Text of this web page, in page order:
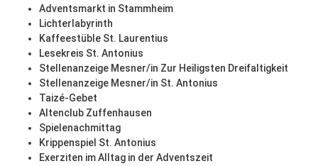
Adventsmarkt in Stammheim
Lichterlabyrinth
Kaffeestüble St. Laurentius
Lesekreis St. Antonius
Stellenanzeige Mesner/in Zur Heiligsten Dreifaltigkeit
Stellenanzeige Mesner/in St. Antonius
Taizé-Gebet
Altenclub Zuffenhausen
Spielenachmittag
Krippenspiel St. Antonius
Exerziten im Alltag in der Adventszeit